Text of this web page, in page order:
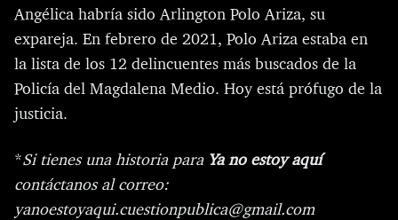
Angélica habría sido Arlington Polo Ariza, su
expareja. En febrero de 2021, Polo Ariza estaba en
la lista de los 12 delincuentes más buscados de la
Policía del Magdalena Medio. Hoy está prófugo de la
justicia.
*Si tienes una historia para Ya no estoy aquí
contáctanos al correo:
yanoestoyaqui.cuestionpublica@gmail.com